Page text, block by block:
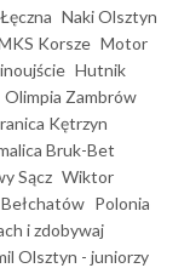
Naki Olsztyn
Korsze Motor
Hutnik
Olimpia Zambrów
Kętrzyn
Bruk-Bet
Sącz Wiktor
Polonia
i zdobywaj
Olsztyn - juniorzy